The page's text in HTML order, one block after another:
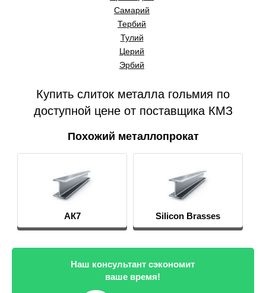
Самарий
Тербий
Тулий
Церий
Эрбий
Купить слиток металла гольмия по
доступной цене от поставщика КМЗ
Похожий металлопрокат
АК7 Silicon Brasses
Наш консультант сэкономит
ваше время!